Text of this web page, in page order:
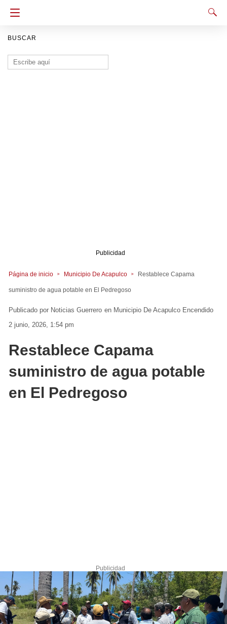
BUSCAR
Buscar:
Publicidad
Página de inicio Municipio De Acapulco Restablece Capama
suministro de agua potable en El Pedregoso
Noticias Guerrero en Municipio De Acapulco Encendido
2 junio, 2026, 1:54 pm
Restablece Capama
suministro de agua potable
en El Pedregoso
Publicidad